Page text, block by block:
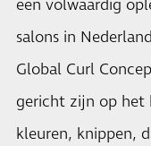
een volwaardig
salons in
Global Curl
gericht zijn op het
kleuren, knippen,